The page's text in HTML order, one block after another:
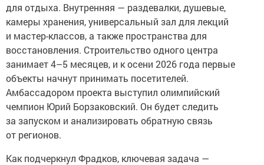
для отдыха. Внутренняя — раздевалки, душевые,
камеры хранения, универсальный зал для лекций
и мастер-классов, а также пространства для
восстановления. Строительство одного центра
занимает 4–5 месяцев, и к осени 2026 года первые
объекты начнут принимать посетителей.
Амбассадором проекта выступил олимпийский
чемпион Юрий Борзаковский. Он будет следить
за запуском и анализировать обратную связь
от регионов.
Как подчеркнул Фрадков, ключевая задача —